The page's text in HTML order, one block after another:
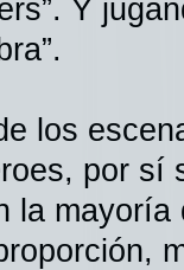
Y
los
por sí
la